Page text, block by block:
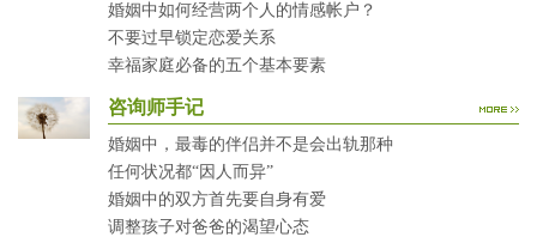
婚姻中如何经营两个人的情感帐户？
不要过早锁定恋爱关系
幸福家庭必备的五个基本要素
咨询师手记
婚姻中，最毒的伴侣并不是会出轨那种
任何状况都“因人而异”
婚姻中的双方首先要自身有爱
调整孩子对爸爸的渴望心态